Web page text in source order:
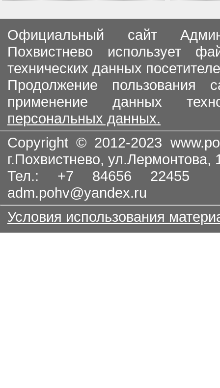
Официальный сайт
Похвистнево использует
технических данных
Продолжение пользования
применение данных
персональных данных.
Copyright © 2012-2023
г.Похвистнево, ул.Лермонтова,
Тел.: +7 84656
adm.pohv@yandex.ru
Условия использования